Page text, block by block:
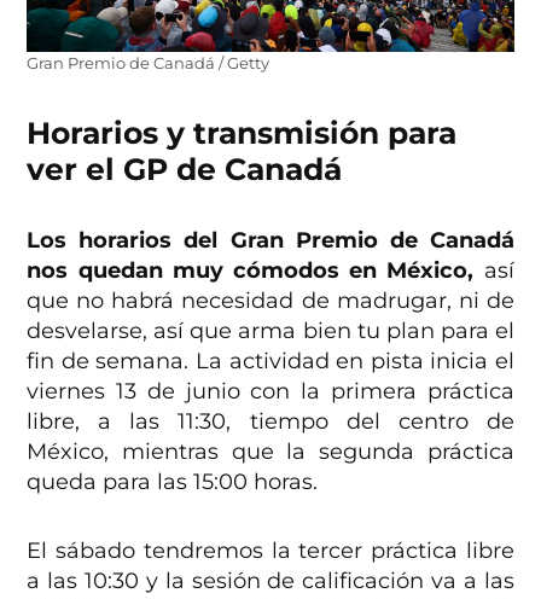
Gran Premio de Canadá / Getty
Horarios y transmisión para
ver el GP de Canadá
Los horarios del Gran Premio de Canadá
nos quedan muy cómodos en México, así
que no habrá necesidad de madrugar, ni de
desvelarse, así que arma bien tu plan para el
fin de semana. La actividad en pista inicia el
viernes 13 de junio con la primera práctica
libre, a las 11:30, tiempo del centro de
México, mientras que la segunda práctica
queda para las 15:00 horas.
El sábado tendremos la tercer práctica libre
a las 10:30 y la sesión de calificación va a las